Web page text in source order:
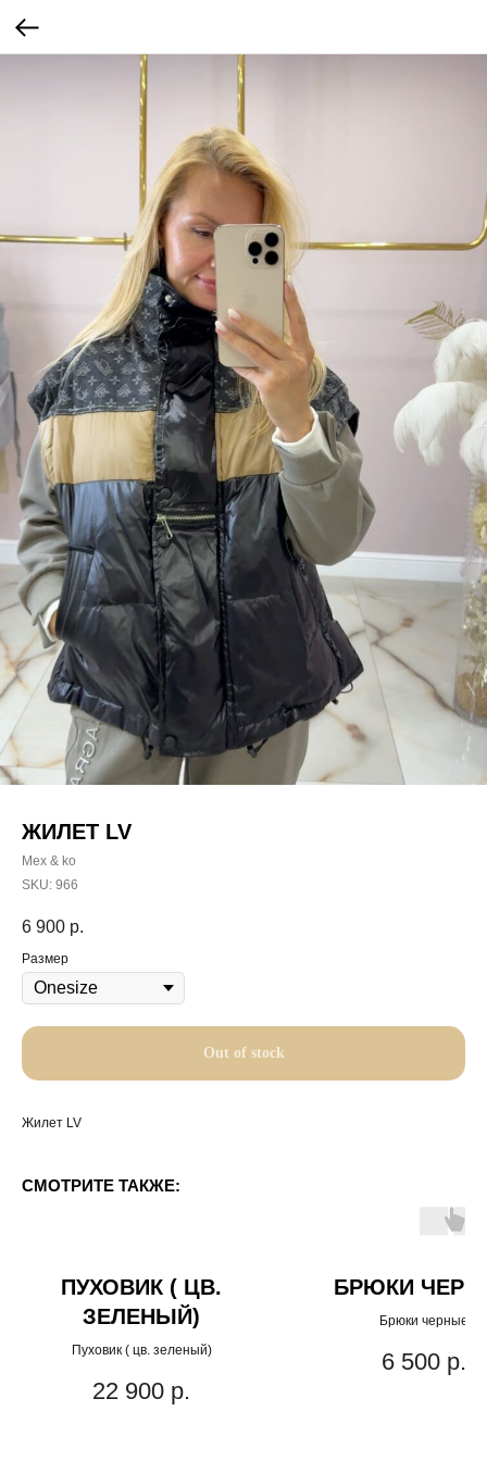
ЖИЛЕТ LV
Mex & ko
SKU: 966
6 900 р.
Размер
Out of stock
Жилет LV
СМОТРИТЕ ТАКЖЕ:
ПУХОВИК ( ЦВ.
ЗЕЛЕНЫЙ)
Пуховик ( цв. зеленый)
22 900 р.
БРЮКИ
Брюки черные
6 500 р.